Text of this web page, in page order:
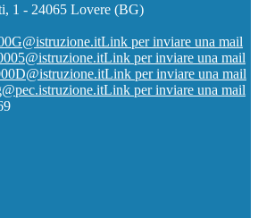
1 - 24065 Lovere (BG)
Link per inviare una mail
Link per inviare una mail
Link per inviare una mail
Link per inviare una mail